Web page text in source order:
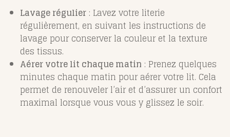
Lavage régulier : Lavez votre literie
régulièrement, en suivant les instructions de
lavage pour conserver la couleur et la texture
des tissus.
Aérer votre lit chaque matin : Prenez quelques
minutes chaque matin pour aérer votre lit. Cela
permet de renouveler l’air et d’assurer un confort
maximal lorsque vous vous y glissez le soir.